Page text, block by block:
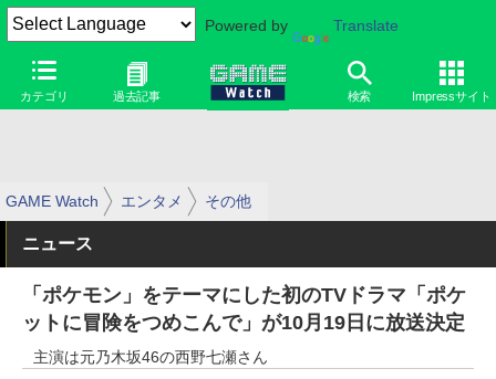
Powered by Translate
カテゴリ 過去記事 検索 Impressサイト
GAME Watch エンタメ その他
ニュース
「ポケモン」をテーマにした初のTVドラマ「ポケ
ットに冒険をつめこんで」が10月19日に放送決定
主演は元乃木坂46の西野七瀬さん